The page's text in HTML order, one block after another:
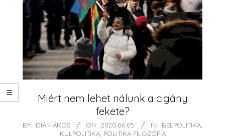
Miért nem lehet nálunk a cigány
fekete?
2020-
BY: DIÁN ÁKOS ON: 2020.06.05. IN: BELPOLITIKA,
KÜLPOLITIKA, POLITIKA FILOZÓFIA